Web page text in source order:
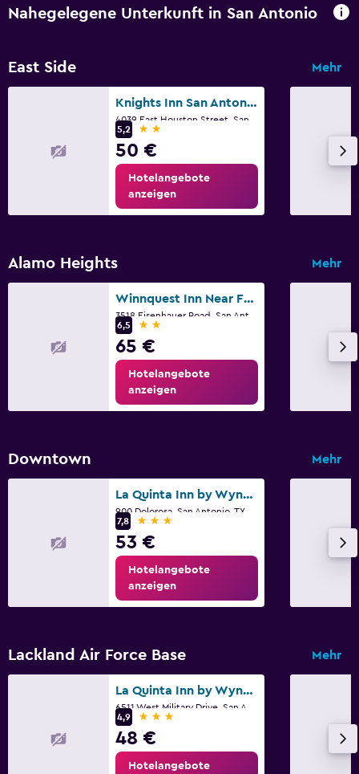
Nahegelegene Unterkunft in San Antonio
East Side Mehr
Knights Inn San Antonio near AT&T Center
5,2
2 Sterne
50 €
Hotelangebote
anzeigen
Alamo Heights Mehr
Winnquest Inn Near Ft. Sam Houston
6,5
2 Sterne
65 €
Hotelangebote
anzeigen
Downtown Mehr
La Quinta Inn by Wyndham San Antonio Market Square
900 Dolorosa, San Antonio, TX
7,8
3 Sterne
53 €
Hotelangebote
anzeigen
Lackland Air Force Base Mehr
La Quinta Inn by Wyndham San Antonio Lackland
4,9
3 Sterne
48 €
Hotelangebote